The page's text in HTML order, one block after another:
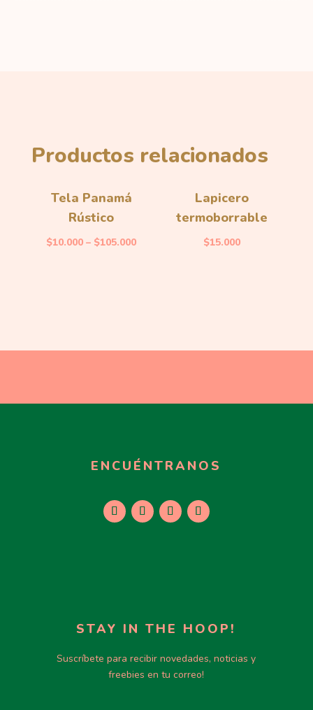
Productos relacionados
Tela Panamá
Rústico
$10.000 – $105.000
Lapicero
termoborrable
$15.000
ENCUÉNTRANOS
STAY IN THE HOOP!
Suscríbete para recibir novedades, noticias y
freebies en tu correo!